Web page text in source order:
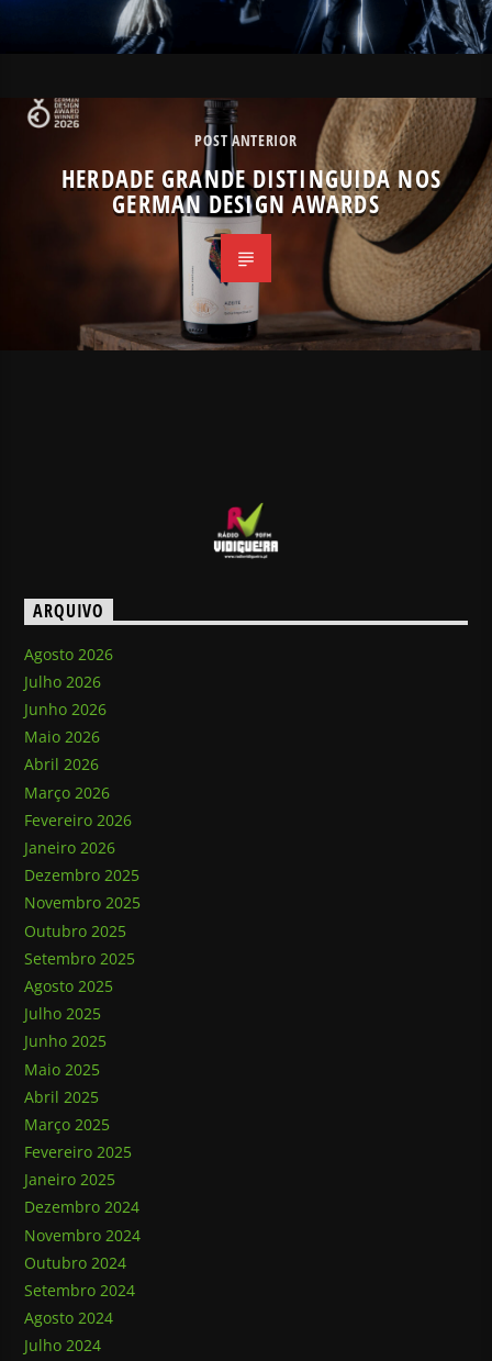
POST ANTERIOR
HERDADE GRANDE DISTINGUIDA NOS
GERMAN DESIGN AWARDS
ARQUIVO
Agosto 2026
Julho 2026
Junho 2026
Maio 2026
Abril 2026
Março 2026
Fevereiro 2026
Janeiro 2026
Dezembro 2025
Novembro 2025
Outubro 2025
Setembro 2025
Agosto 2025
Julho 2025
Junho 2025
Maio 2025
Abril 2025
Março 2025
Fevereiro 2025
Janeiro 2025
Dezembro 2024
Novembro 2024
Outubro 2024
Setembro 2024
Agosto 2024
Julho 2024